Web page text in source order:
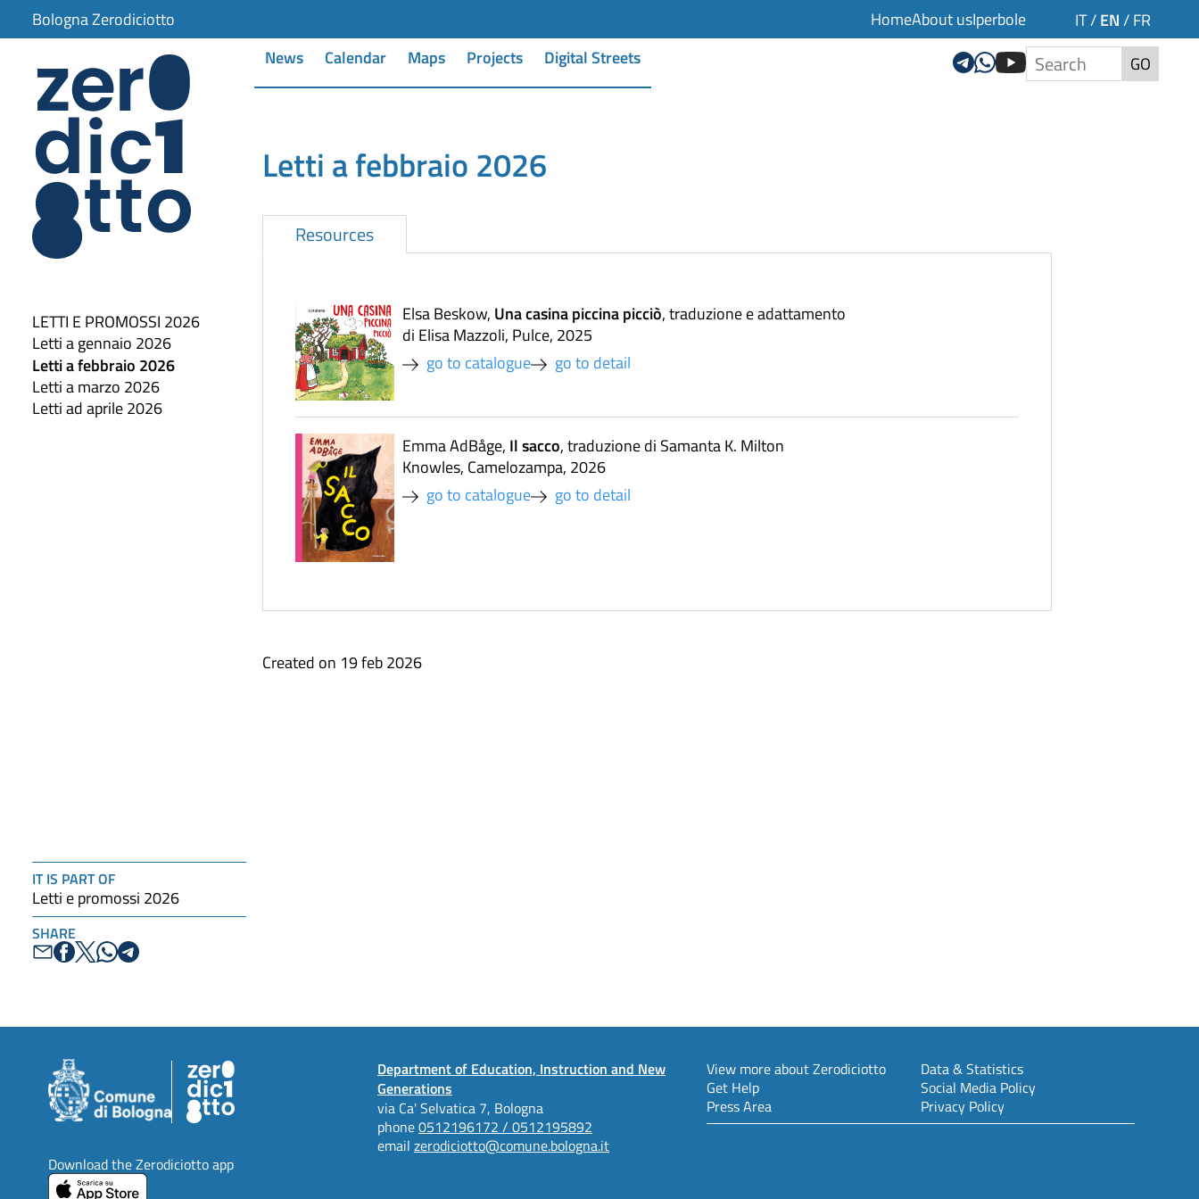
Bologna Zerodiciotto HomeAbout usIperbole IT/ EN / FR
News Calendar Maps Projects Digital Streets GO
LETTI E PROMOSSI 2026
Letti a gennaio 2026
Letti a febbraio 2026
Letti a marzo 2026
Letti ad aprile 2026
Letti a febbraio 2026
Resources
Elsa Beskow, Una casina piccina picciò, traduzione e adattamento
di Elisa Mazzoli, Pulce, 2025
go to catalogue
go to detail
Emma AdBåge, Il sacco, traduzione di Samanta K. Milton
Knowles, Camelozampa, 2026
go to catalogue
go to detail
Created on 19 feb 2026
IT IS PART OF
Letti e promossi 2026
SHARE
Department of Education, Instruction and New
Generations
via Ca' Selvatica 7, Bologna
phone0512196172 / 0512195892
email zerodiciotto@comune.bologna.it
View more about Zerodiciotto
Get Help
Press Area
Data & Statistics
Social Media Policy
Privacy Policy
Download the Zerodiciotto app